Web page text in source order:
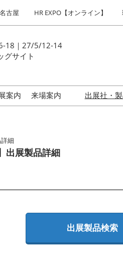
名古屋 HR EXPO【オンライン】
18｜27/5/12-14
グサイト
案内
来場案内
出展社・
細
出展製品詳細
出展製品検